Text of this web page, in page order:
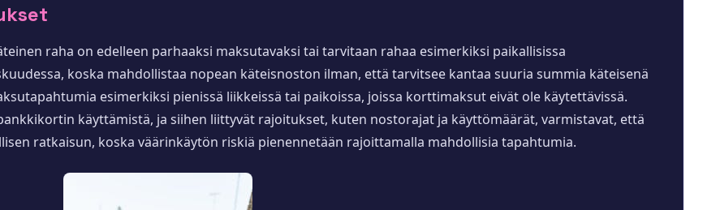
raha on edelleen parhaaksi maksutavaksi tai tarvitaan rahaa esimerkiksi paikallisissa
koska mahdollistaa nopean käteisnoston ilman, että tarvitsee kantaa suuria summia käteisenä
esimerkiksi pienissä liikkeissä tai paikoissa, joissa korttimaksut eivät ole käytettävissä.
käyttämistä, ja siihen liittyvät rajoitukset, kuten nostorajat ja käyttömäärät, varmistavat, että
ratkaisun, koska väärinkäytön riskiä pienennetään rajoittamalla mahdollisia tapahtumia.